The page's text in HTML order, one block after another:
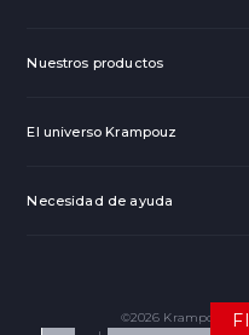
Nuestros productos
El universo Krampouz
Necesidad de ayuda
©2026 Krampouz.